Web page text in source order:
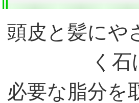
頭皮と髪にや
く
必要な脂分を